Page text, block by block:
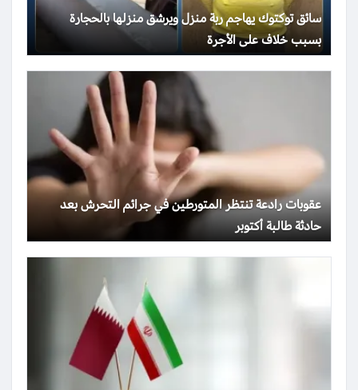
سائق توكتوك يهاجم ربة منزل ويرشق منزلها بالحجارة
بسبب خلاف على الأجرة
عقوبات رادعة تنتظر المتورطين في جرائم التحرش بعد
حادثة طالبة أكتوبر